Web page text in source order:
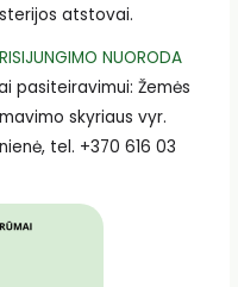
atstovai.
NUORODA
pasiteiravimui: Žemės
skyriaus vyr.
tel. +370 616 03